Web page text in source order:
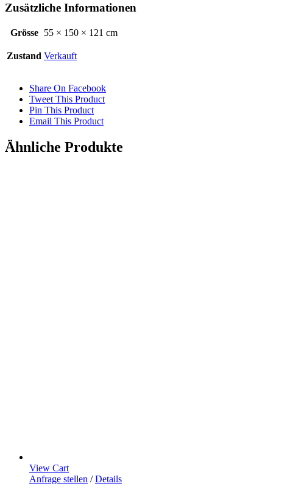
Zusätzliche Informationen
Grösse 55 × 150 × 121 cm
Zustand Verkauft
Share On Facebook
Tweet This Product
Pin This Product
Email This Product
Ähnliche Produkte
View Cart
Anfrage stellen / Details